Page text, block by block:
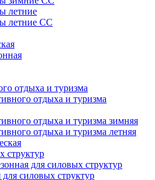
летние
летние СС
отдыха и туризма
отдыха и туризма
отдыха и туризма зимняя
отдыха и туризма летняя
структур
для силовых структур
силовых структур